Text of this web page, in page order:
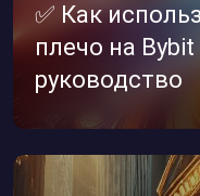
✅ Как
плечо на
руководство